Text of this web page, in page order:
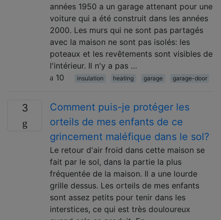
années 1950 a un garage attenant pour une
voiture qui a été construit dans les années
2000. Les murs qui ne sont pas partagés
avec la maison ne sont pas isolés: les
poteaux et les revêtements sont visibles de
l'intérieur. Il n'y a pas …
10
insulation heating garage garage-door
3
Comment puis-je protéger les
orteils de mes enfants de ce
grincement maléfique dans le sol?
Le retour d'air froid dans cette maison se
fait par le sol, dans la partie la plus
fréquentée de la maison. Il a une lourde
grille dessus. Les orteils de mes enfants
sont assez petits pour tenir dans les
interstices, ce qui est très douloureux